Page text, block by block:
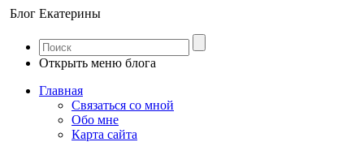
Блог Екатерины
Открыть меню блога
Главная
Связаться со мной
Обо мне
Карта сайта